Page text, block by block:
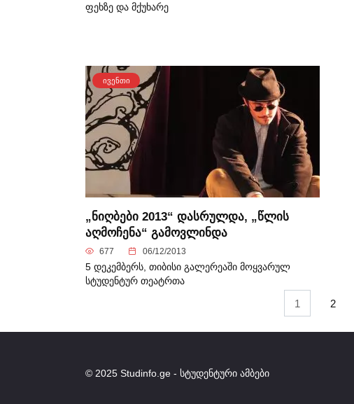
ფეხზე და მქუხარე
ᲘᲕᲔᲜᲗᲘ
„ნიღბები 2013“ დასრულდა, „წლის
აღმოჩენა“ გამოვლინდა
677 06/12/2013
5 დეკემბერს, თიბისი გალერეაში მოყვარულ
სტუდენტურ თეატრთა
1 2
© 2025 Studinfo.ge - სტუდენტური ამბები